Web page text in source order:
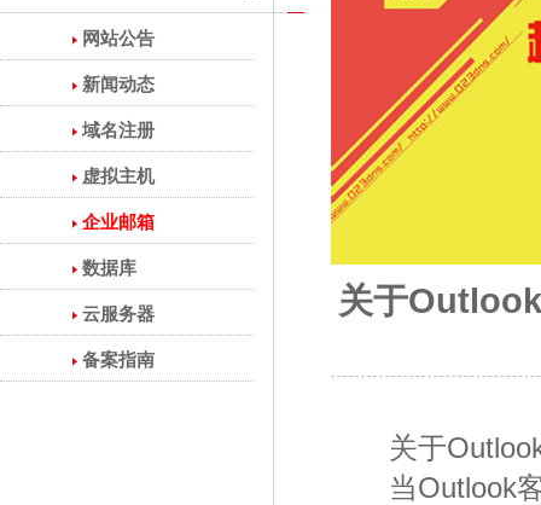
网站公告
新闻动态
域名注册
虚拟主机
企业邮箱
数据库
云服务器
备案指南
关于
关于Outlook
当Outlook客